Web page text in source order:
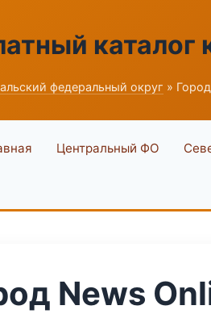
каталог
федеральный округ »
Центральный ФО
News